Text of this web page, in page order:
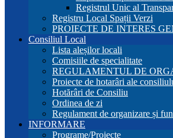
Registrul Unic al
Registru Local Spații Verzi
PROIECTE DE INTERES
Consiliul Local
Lista aleșilor locali
Comisiile de specialitate
REGULAMENTUL DE
Proiecte de hotarâri ale
Hotărâri de Consiliu
Ordinea de zi
Regulament de organizare și
INFORMARE
Programe/Proiecte